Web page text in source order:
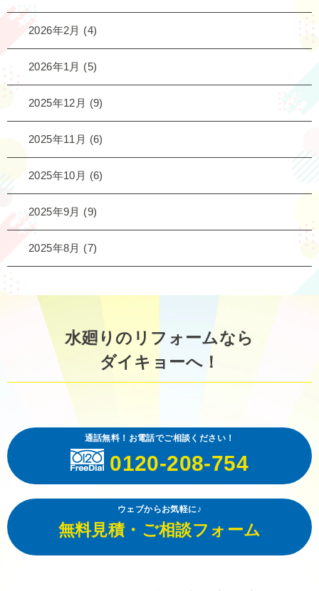
2026年2月 (4)
2026年1月 (5)
2025年12月 (9)
2025年11月 (6)
2025年10月 (6)
2025年9月 (9)
2025年8月 (7)
水廻りのリフォームなら
ダイキョーへ！
通話無料！お電話でご相談ください！
0120-208-754
ウェブからお気軽に♪
無料見積・ご相談フォーム